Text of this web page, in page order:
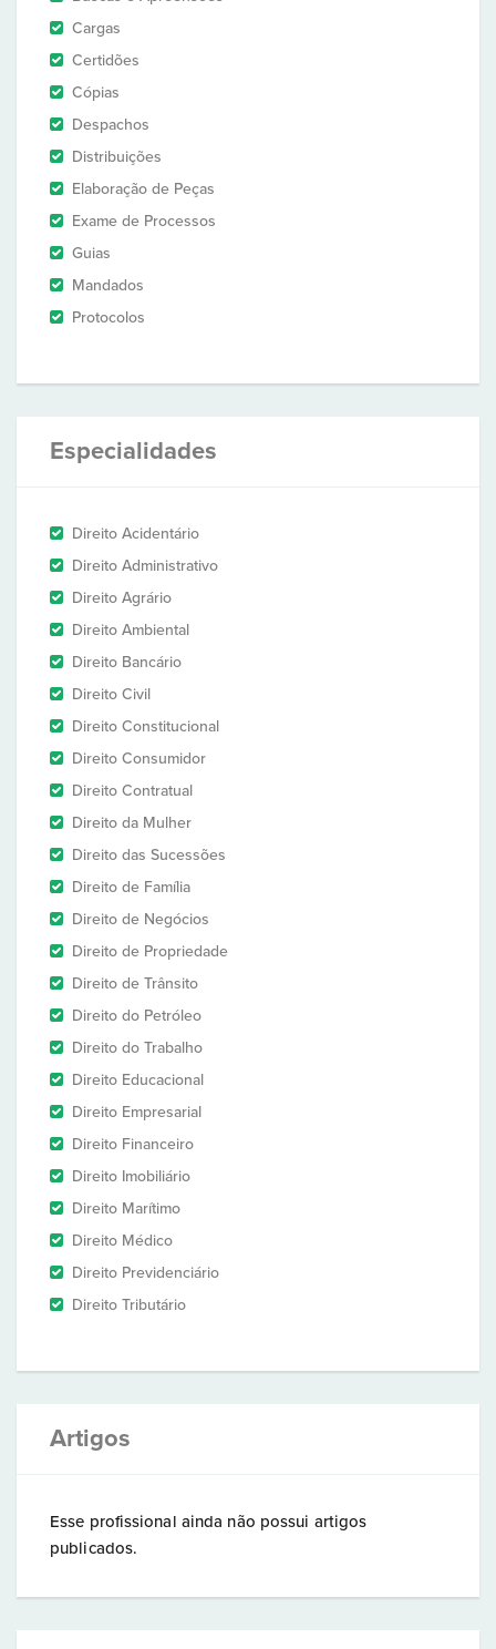
Cargas
Certidões
Cópias
Despachos
Distribuições
Elaboração de Peças
Exame de Processos
Guias
Mandados
Protocolos
Especialidades
Direito Acidentário
Direito Administrativo
Direito Agrário
Direito Ambiental
Direito Bancário
Direito Civil
Direito Constitucional
Direito Consumidor
Direito Contratual
Direito da Mulher
Direito das Sucessões
Direito de Família
Direito de Negócios
Direito de Propriedade
Direito de Trânsito
Direito do Petróleo
Direito do Trabalho
Direito Educacional
Direito Empresarial
Direito Financeiro
Direito Imobiliário
Direito Marítimo
Direito Médico
Direito Previdenciário
Direito Tributário
Artigos
Esse profissional ainda não possui artigos
publicados.